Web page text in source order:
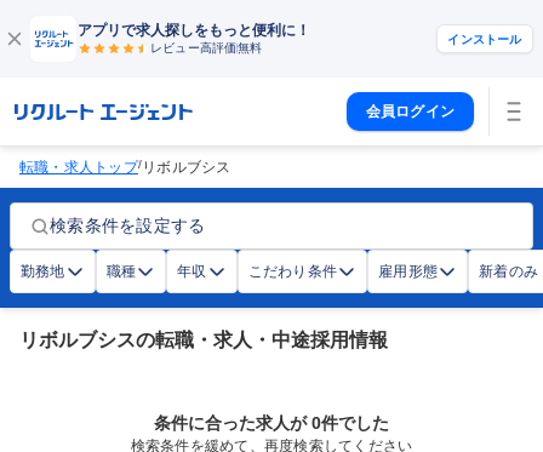
アプリで求人探しをもっと便利に！
レビュー高評価無料
インストール
会員ログイン
転職・求人トップ/リボルブシス
検索条件を設定する
勤務地 職種 年収 こだわり条件 雇用形態 新着のみ
リボルブシスの転職・求人・中途採用情報
条件に合った求人が 0件でした
検索条件を緩めて、再度検索してください